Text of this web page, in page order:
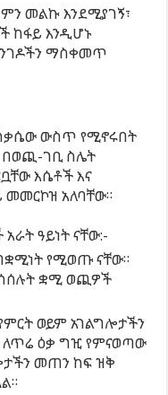
መልኩ እንደሚያገኝ፣
ከፋይ እንዲሆኑ
ማስቀመጥ
ውስጥ የሚኖሩበት
በወጪ-ገቢ ስሌት
እሴቶች እና
አለባቸው።
ዓይነት ናቸው:-
የሚወጡ ናቸው።
ቋሚ ወጪዎች
ወይም አገልግሎታችን
ዕቃ ግዢ የምናወጣው
መጠን ከፍ ዝቅ